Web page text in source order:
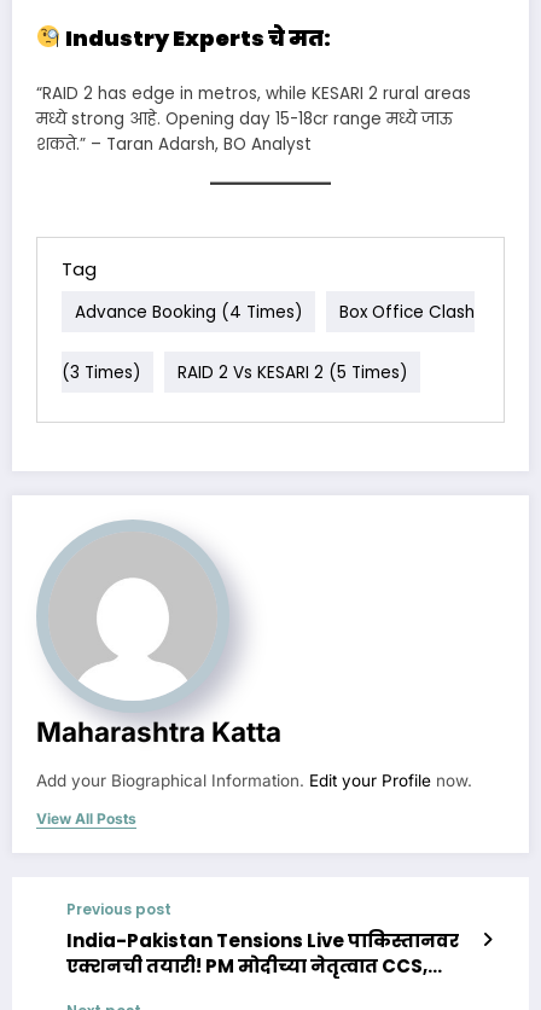
Industry Experts चे मत:
“RAID 2 has edge in metros, while KESARI 2 rural areas
मध्ये strong आहे. Opening day 15-18cr range मध्ये जाऊ
शकते.” – Taran Adarsh, BO Analyst
Tag
Advance Booking (4 Times) Box Office Clash
(3 Times) RAID 2 Vs KESARI 2 (5 Times)
Maharashtra Katta
Add your Biographical Information. Edit your Profile now.
View All Posts
Previous post
India-Pakistan Tensions Live पाकिस्तानवर
एक्शनची तयारी! PM मोदीच्या नेतृत्वात CCS,